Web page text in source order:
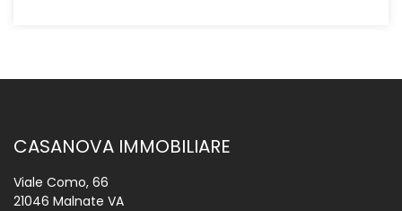
CASANOVA IMMOBILIARE
Viale Como, 66
21046 Malnate VA